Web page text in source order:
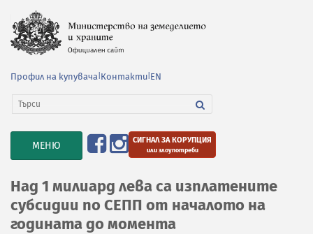
Профил на купувача Контакти EN
TOGGLE
NAVIGATION
МЕНЮ СИГНАЛ ЗА КОРУПЦИЯ
или злоупотреби
Над 1 милиард лева са изплатените
субсидии по СЕПП от началото на
годината до момента